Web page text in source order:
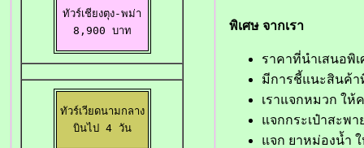
ทัวร์เชียงตุง-พม่า
8,900 บาท
ทัวร์เวียดนามกลาง
บินไป 4 วัน
พิเศษ จากเรา
ราคาที่นำเสนอพิ
มีการชี้แนะสินค้า
เราแจกหมวก ให้
แจกกระเป๋าสะพา
แจก ยาหม่องน้ำ